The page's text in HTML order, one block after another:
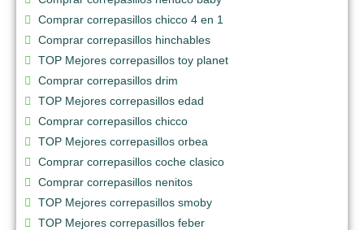
Comprar correpasillos chicco 4 en 1
Comprar correpasillos hinchables
TOP Mejores correpasillos toy planet
Comprar correpasillos drim
TOP Mejores correpasillos edad
Comprar correpasillos chicco
TOP Mejores correpasillos orbea
Comprar correpasillos coche clasico
Comprar correpasillos nenitos
TOP Mejores correpasillos smoby
TOP Mejores correpasillos feber